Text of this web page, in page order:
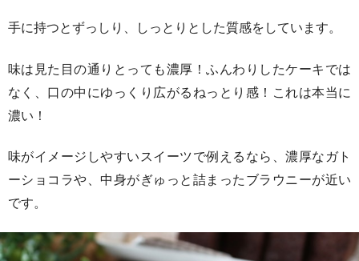
手に持つとずっしり、しっとりとした質感をしています。
味は見た目の通りとっても濃厚！ふんわりしたケーキでは
なく、口の中にゆっくり広がるねっとり感！これは本当に
濃い！
味がイメージしやすいスイーツで例えるなら、濃厚なガト
ーショコラや、中身がぎゅっと詰まったブラウニーが近い
です。